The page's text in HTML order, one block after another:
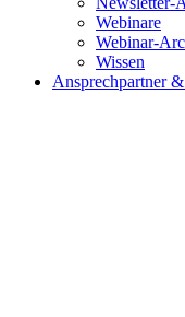
Webinare
Webinar-
Wissen
Ansprechpartner